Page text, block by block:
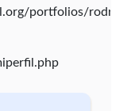
portfolios/